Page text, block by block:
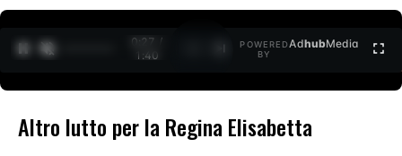
0:27 /
1:40
POWERED
BY
AdhubMedia
Altro lutto per la Regina Elisabetta